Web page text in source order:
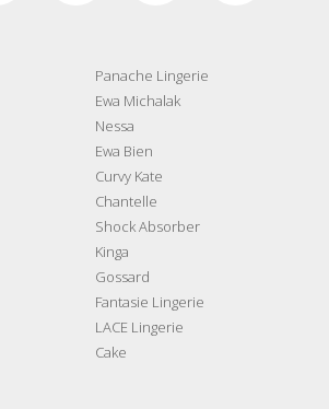
Panache Lingerie
Ewa Michalak
Nessa
Ewa Bien
Curvy Kate
Chantelle
Shock Absorber
Kinga
Gossard
Fantasie Lingerie
LACE Lingerie
Cake